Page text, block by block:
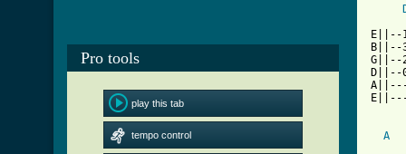
Pro tools
play this tab
tempo control
A